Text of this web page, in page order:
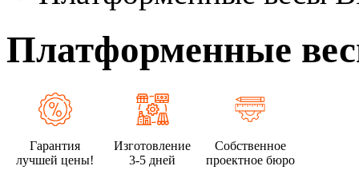
Платформенные
Гарантия
лучшей цены!
Изготовление
3-5 дней
Собственное
проектное бюро